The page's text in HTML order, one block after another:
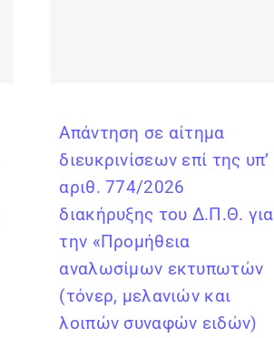
Απάντηση σε αίτημα
διευκρινίσεων επί της υπ’
αριθ. 774/2026
διακήρυξης του Δ.Π.Θ. για
την «Προμήθεια
αναλωσίμων εκτυπωτών
(τόνερ, μελανιών και
λοιπών συναφών ειδών)